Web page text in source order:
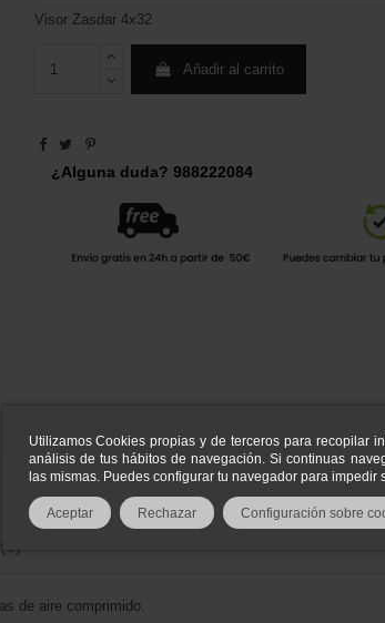
Utilizamos Cookies propias y de terceros para recopilar
análisis de tus hábitos de navegación. Si continuas
las mismas. Puedes configurar tu navegador para impedir
Aceptar Rechazar Configuración sobre
Visor Zasdar 4x32
Añadir al carrito
¿Alguna duda? 988222084
(0)
de aire comprimido.